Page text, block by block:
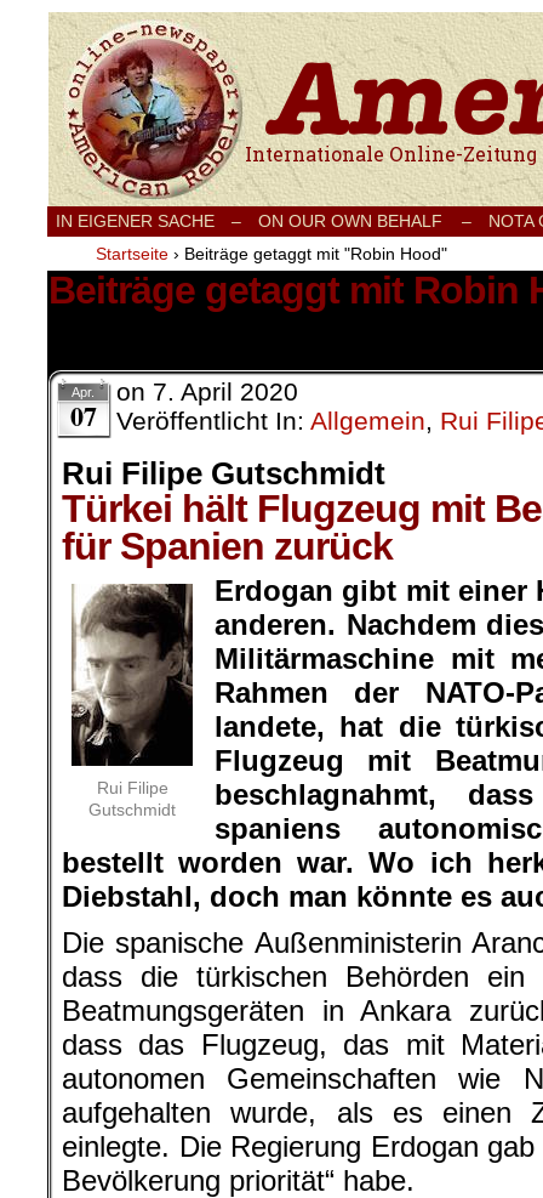
Internationale Onlinezeitung für Frieden,
IN EIGENER SACHE – ON OUR OWN BEHALF –
NOTA
Startseite › Beiträge getaggt mit "Robin Hood"
Beiträge getaggt mit Robin
Apr.
07
on 7. April 2020
Veröffentlicht In: Allgemein, Rui
Rui Filipe Gutschmidt
Türkei hält Flugzeug mit
für Spanien zurück
Rui Filipe
Gutschmidt
Erdogan gibt mit einer
anderen. Nachdem
Militärmaschine mit
Rahmen der NATO-
landete, hat die
Flugzeug mit
beschlagnahmt,
spaniens
bestellt worden war. Wo ich
Diebstahl, doch man könnte es
Die spanische Außenministerin
dass die türkischen Behörden
Beatmungsgeräten in Ankara
dass das Flugzeug, das mit
autonomen Gemeinschaften wie
aufgehalten wurde, als es einen
einlegte. Die Regierung Erdogan
Bevölkerung priorität“ habe.